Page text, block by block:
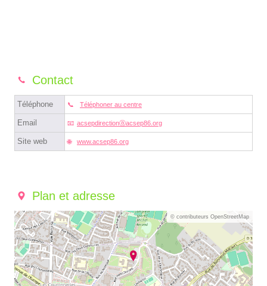
Contact
Téléphone Téléphoner au centre
Email acsepdirectionⓐacsep86.org
Site web www.acsep86.org
Plan et adresse
© contributeurs OpenStreetMap